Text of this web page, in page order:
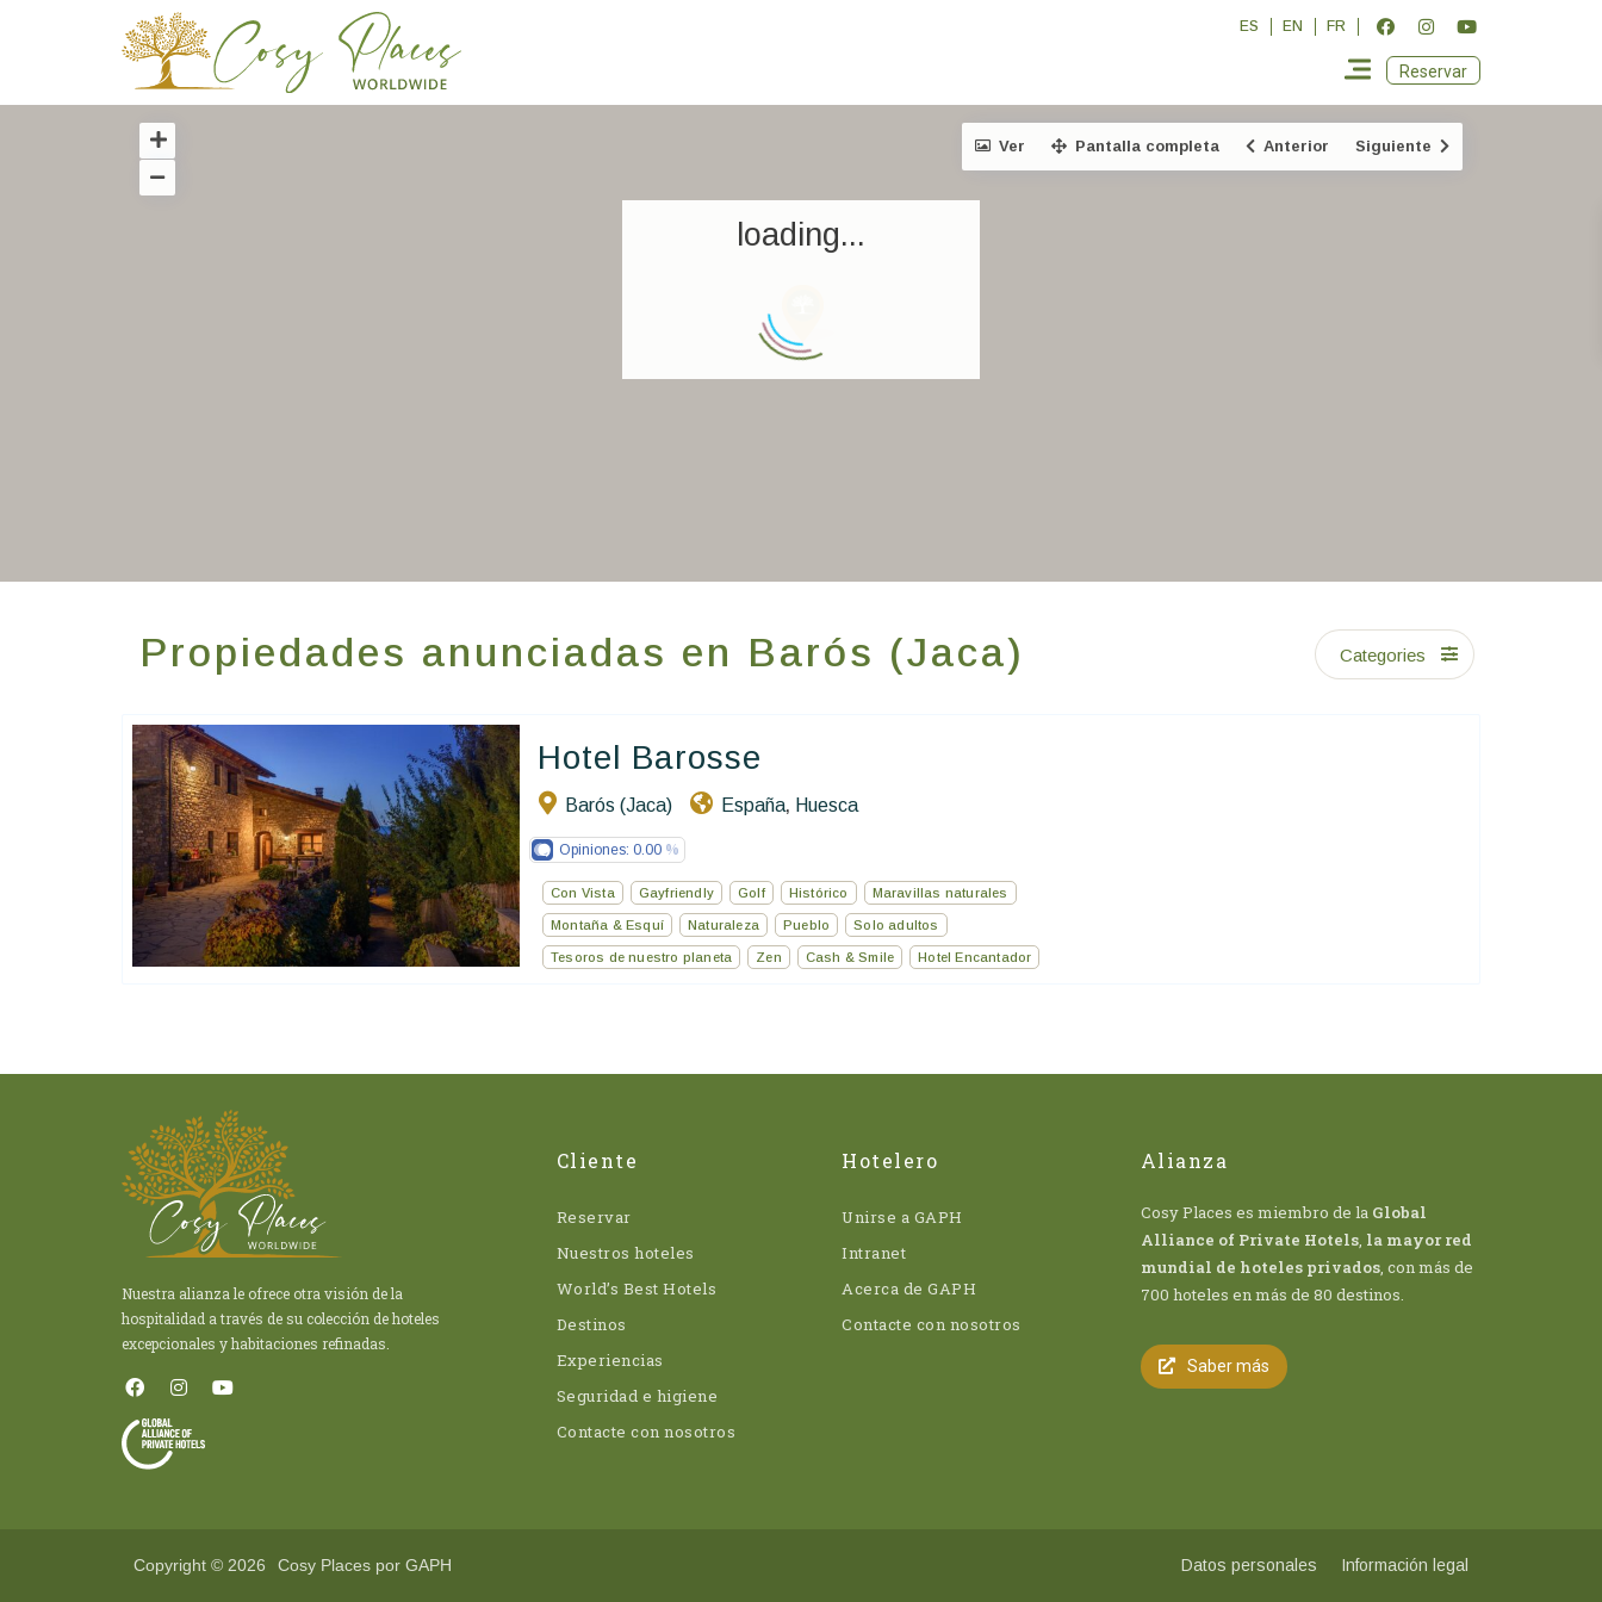
Salud y seguridad
ES EN FR
Reservar
loading...
Ver Pantalla completa Anterior Siguiente
Propiedades anunciadas en Barós (Jaca) Categories
Hotel Barosse
Barós (Jaca) España, Huesca
Opiniones: 0.00
Con Vista Gayfriendly Golf Histórico Maravillas naturales
Montaña & Esquí Naturaleza Pueblo Solo adultos
Tesoros de nuestro planeta Zen Cash & Smile Hotel Encantador
Nuestra alianza le ofrece otra visión de la
hospitalidad a través de su colección de hoteles
excepcionales y habitaciones refinadas.
Cliente
Reservar
Nuestros hoteles
World’s Best Hotels
Destinos
Experiencias
Seguridad e higiene
Contacte con nosotros
Hotelero
Unirse a GAPH
Intranet
Acerca de GAPH
Contacte con nosotros
Alianza
Cosy Places es miembro de la Global
Alliance of Private Hotels, la mayor red
mundial de hoteles privados, con más de
700 hoteles en más de 80 destinos.
Saber más
Copyright © 2026 Cosy Places por GAPH Datos personales Información legal